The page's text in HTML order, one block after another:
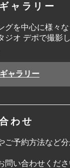
ャラリー
グを中心に様々
ジオ デポで撮影
ャラリー
わせ
ご予約方法など
問い合わせくださ